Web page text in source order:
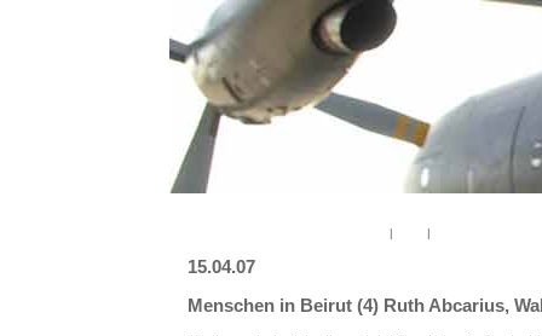
| |
15.04.07
Menschen in Beirut (4) Ruth Abcarius,